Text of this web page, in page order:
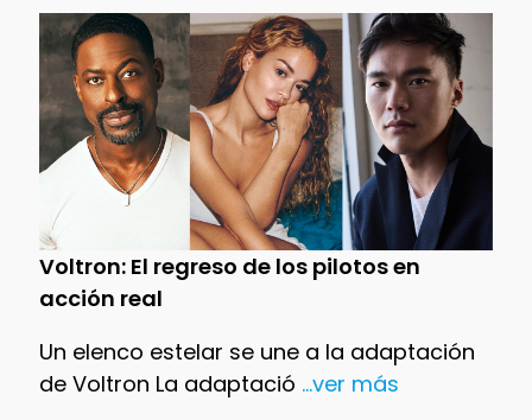
Voltron: El regreso de los pilotos en
acción real
Un elenco estelar se une a la adaptación
de Voltron La adaptació ...ver más